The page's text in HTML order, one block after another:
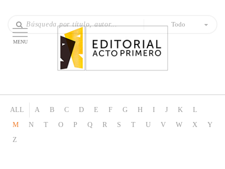
MENU
Todo
ALL A B C D E F G H I J K
L
M
N T O P Q R S T U V W X
Y
Z